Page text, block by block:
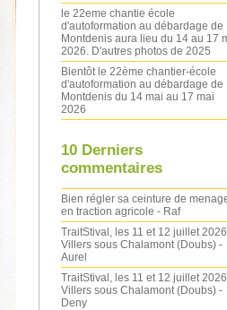
le 22eme chantie école
d'autoformation au débardage de
Montdenis aura lieu du 14 au 17
2026. D'autres photos de 2025
Bientôt le 22ème chantier-école
d'autoformation au débardage de
Montdenis du 14 mai au 17 mai
2026
10 Derniers
commentaires
Bien régler sa ceinture de
en traction agricole - Raf
TraitStival, les 11 et 12 juillet
Villers sous Chalamont (Doubs) -
Aurel
TraitStival, les 11 et 12 juillet
Villers sous Chalamont (Doubs) -
Deny